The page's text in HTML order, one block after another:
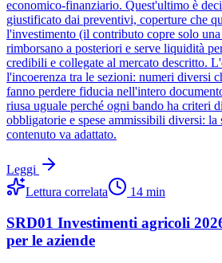
economico-finanziario. Quest'ultimo è
giustificato dai preventivi, coperture che
l'investimento (il contributo copre solo
rimborsano a posteriori e serve liquidità
credibili e collegate al mercato descritto.
l'incoerenza tra le sezioni: numeri diversi
fanno perdere fiducia nell'intero
riusa uguale perché ogni bando ha criteri
obbligatorie e spese ammissibili diversi: la
contenuto va adattato.
Leggi
Lettura correlata
14 min
SRD01 Investimenti agricoli
per le aziende